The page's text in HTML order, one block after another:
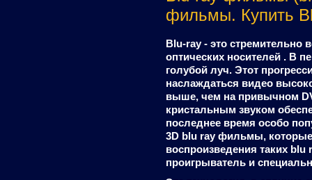
фильмы. Купить
Blu-ray - это
оптических носителей . В
голубой луч. Этот
наслаждаться видео
выше, чем на привычном
кристальным звуком
последнее время особо
3D blu ray фильмы,
воспроизведения таких
проигрыватель и